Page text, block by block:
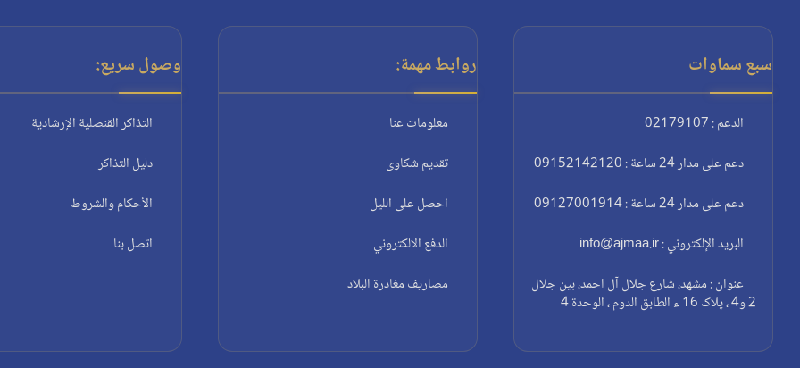
سبع سماوات
الدعم : 02179107
دعم على مدار 24 ساعة : 09152142120
دعم على مدار 24 ساعة : 09127001914
البريد الإلكتروني : info@ajmaa.ir
عنوان : مشهد، شارع جلال آل احمد، بين جلال
2 و4 ، پلاک 16 ء الطابق الدوم ، الوحدة 4
روابط مهمة:
معلومات عنا
تقديم شكاوى
احصل على الليل
الدفع الالكتروني
مصاريف مغادرة البلاد
وصول سريع:
التذاكر القنصلية الإرشادية
دليل التذاكر
الأحكام والشروط
اتصل بنا